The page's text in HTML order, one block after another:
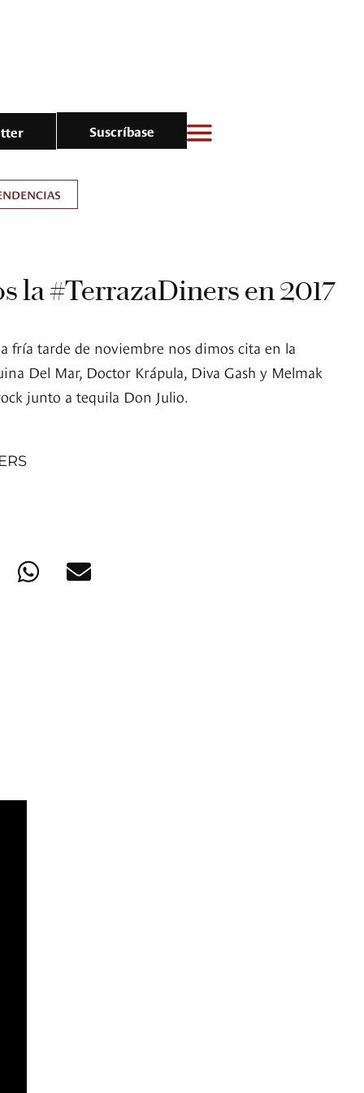
Suscríbase
la #TerrazaDiners en 2017
fría tarde de noviembre nos dimos cita en la
Del Mar, Doctor Krápula, Diva Gash y Melmak
junto a tequila Don Julio.